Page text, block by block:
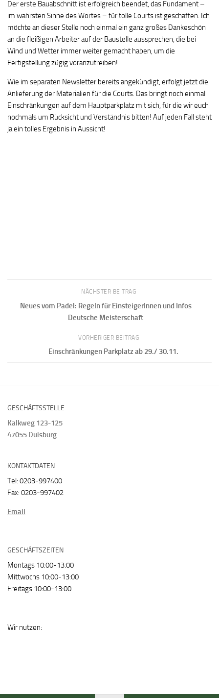
Der erste Bauabschnitt ist erfolgreich beendet, das Fundament –
im wahrsten Sinne des Wortes – für tolle Courts ist geschaffen. Ich
möchte an dieser Stelle noch einmal ein ganz großes Dankeschön
an die fleißigen Arbeiter auf der Baustelle aussprechen, die bei
Wind und Wetter immer weiter gemacht haben, um die
Fertigstellung zügig voranzutreiben!
Wie im separaten Newsletter bereits angekündigt, erfolgt jetzt die
Anlieferung der Materialien für die Courts. Das bringt noch einmal
Einschränkungen auf dem Hauptparkplatz mit sich, für die wir euch
nochmals um Rücksicht und Verständnis bitten! Auf jeden Fall steht
ja ein tolles Ergebnis in Aussicht!
NÄCHSTER BEITRAG
Neues vom Padel: Regeln für EinsteigerInnen und Infos
Deutsche Meisterschaft
VORHERIGER BEITRAG
Einschränkungen Parkplatz ab 29./ 30.11.
GESCHÄFTSSTELLE
Kalkweg 123-125
47055 Duisburg
KONTAKTDATEN
Tel: 0203-997400
Fax: 0203-997402
Email
GESCHÄFTSZEITEN
Montags 10:00-13:00
Mittwochs 10:00-13:00
Freitags 10:00-13:00
Wir nutzen: